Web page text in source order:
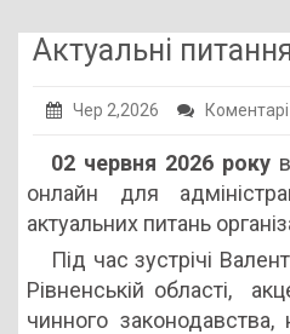
Заклади ПТО
Оголошення
Галерея
НМЦ ПТО України
Актуальні
Чер 2,2026
02 червня 2026 року
онлайн для
актуальних питань
Під час зустрічі
Рівненській області,
чинного